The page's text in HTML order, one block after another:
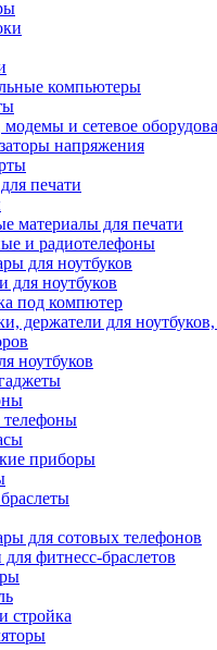
компьютеры
модемы и сетевое
напряжения
печати
материалы для печати
и радиотелефоны
для ноутбуков
для ноутбуков
под компютер
держатели для
ноутбуков
приборы
для сотовых телефонов
фитнесс-браслетов
стройка